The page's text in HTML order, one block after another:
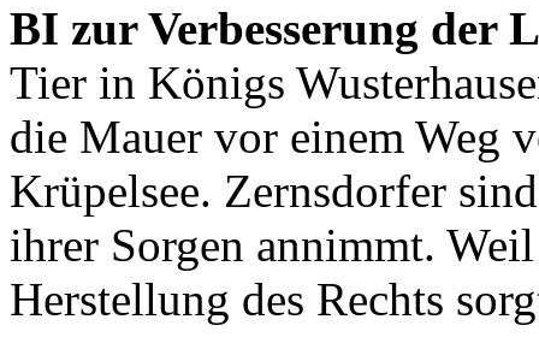
BI zur Verbesserung der
Tier in Königs
die Mauer vor einem Weg
Krüpelsee. Zernsdorfer
ihrer Sorgen annimmt.
Herstellung des Rechts